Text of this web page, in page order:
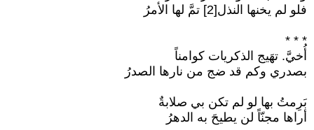
فلو لم يخنها النذل[2] تمَّ لها الأمرُ
* * *
أُخيَّ. تهَيج الذكريات كوامناً
بصدري وكم قد ضج من نارها الصدرُ
بَرِمتُ بها لو لم تكن بي صلابةٌ
أراها مجنّاً لن يطيحَ به الدهرُ